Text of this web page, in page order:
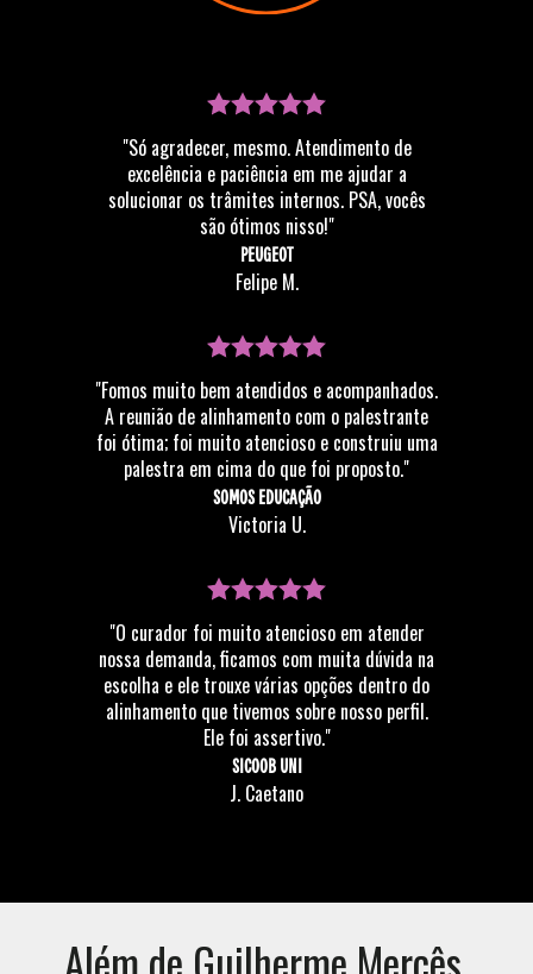
"Só agradecer, mesmo. Atendimento de
excelência e paciência em me ajudar a
solucionar os trâmites internos. PSA, vocês
são ótimos nisso!"
PEUGEOT
Felipe M.
"Fomos muito bem atendidos e acompanhados.
A reunião de alinhamento com o palestrante
foi ótima; foi muito atencioso e construiu uma
palestra em cima do que foi proposto."
SOMOS EDUCAÇÃO
Victoria U.
"O curador foi muito atencioso em atender
nossa demanda, ficamos com muita dúvida na
escolha e ele trouxe várias opções dentro do
alinhamento que tivemos sobre nosso perfil.
Ele foi assertivo."
SICOOB UNI
J. Caetano